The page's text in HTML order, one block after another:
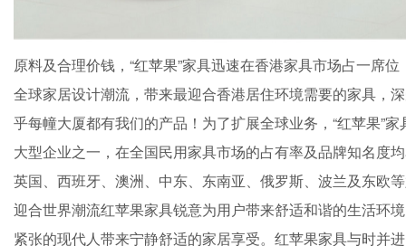
原料及合理价钱，“红苹果”家具迅速在香港家具市场占一席
全球家居设计潮流，带来最迎合香港居住环境需要的家具，
乎每幢大厦都有我们的产品！为了扩展全球业务，“红苹果”
大型企业之一，在全国民用家具市场的占有率及品牌知名度
英国、西班牙、澳洲、中东、东南亚、俄罗斯、波兰及东欧
迎合世界潮流红苹果家具锐意为用户带来舒适和谐的生活环
紧张的现代人带来宁静舒适的家居享受。红苹果家具与时并